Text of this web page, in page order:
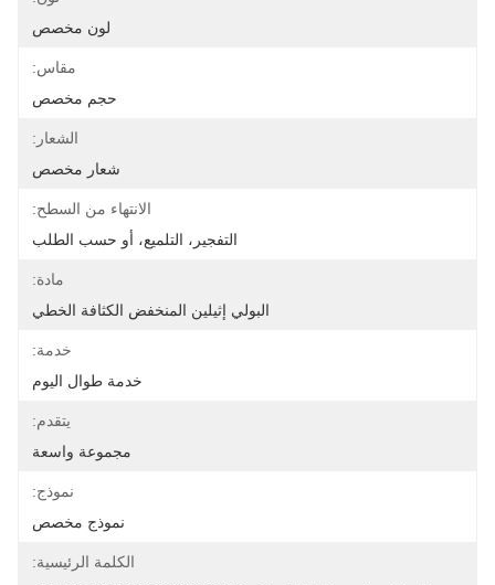
لون مخصص
مقاس:
حجم مخصص
الشعار:
شعار مخصص
الانتهاء من السطح:
التفجير، التلميع، أو حسب الطلب
مادة:
البولي إثيلين المنخفض الكثافة الخطي
خدمة:
خدمة طوال اليوم
يتقدم:
مجموعة واسعة
نموذج:
نموذج مخصص
الكلمة الرئيسية: